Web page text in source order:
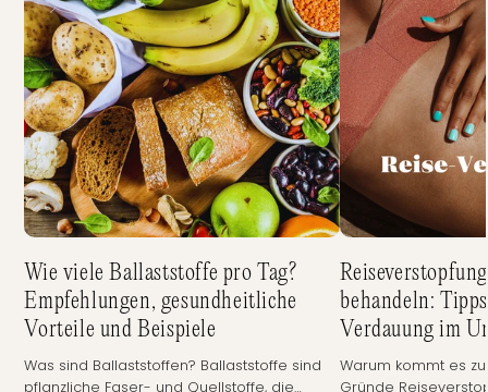
Wie viele Ballaststoffe pro Tag?
Empfehlungen, gesundheitliche
Vorteile und Beispiele
Was sind Ballaststoffen? Ballaststoffe sind
pflanzliche Faser- und Quellstoffe, die
behandeln:
Verdauung im
Warum kommt es
Gründe